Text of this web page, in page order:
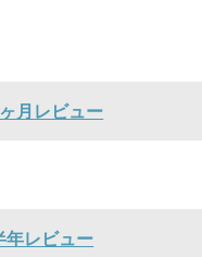
月レビュー
年レビュー